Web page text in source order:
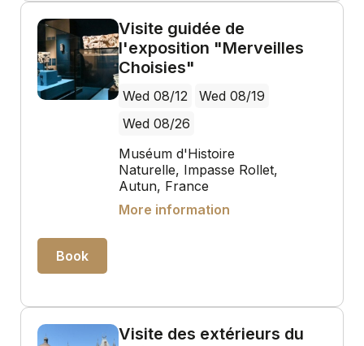
Visite guidée de
l'exposition "Merveilles
Choisies"
Wed 08/12
Wed 08/19
Wed 08/26
Muséum d'Histoire
Naturelle, Impasse Rollet,
Autun, France
More information
Book
Visite des extérieurs du